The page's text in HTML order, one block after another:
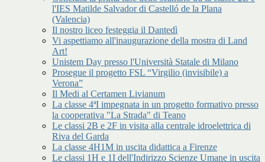
l'IES Matilde Salvador di Castelló de la Plana
(Valencia)
Il nostro liceo festeggia il Dantedì
Vi aspettiamo all'inaugurazione della mostra di Land
Art!
Unistem Day presso l'Università Statale di Milano
Prosegue il progetto FSL “Virgilio (invisibile) a
Verona”
Il Medi al Certamen Livianum
La classe 4ªI impegnata in un progetto formativo presso
la cooperativa "La Strada" di Teano
Le classi 2B e 2F in visita alla centrale idroelettrica di
Riva del Garda
La classe 4H1M in uscita didattica a Firenze
Le classi 1H e 1I dell'Indirizzo Scienze Umane in uscita